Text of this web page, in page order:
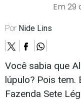
Em 29
Por Nide Lins
Você sabia que
lúpulo? Pois tem.
Fazenda Sete